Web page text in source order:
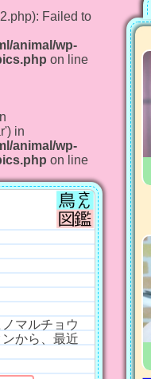
Failed to
animal/wp-
on line
in
animal/wp-
on line
マルチョウ
から、最近